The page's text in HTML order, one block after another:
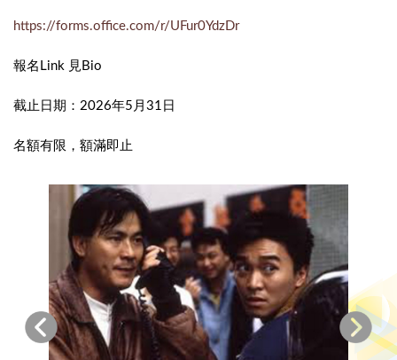
https://forms.office.com/r/UFur0YdzDr
報名Link 見Bio
截止日期：2026年5月31日
名額有限，額滿即止